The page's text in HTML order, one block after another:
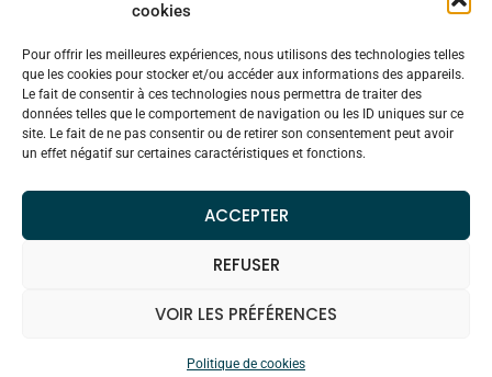
cookies
Pour offrir les meilleures expériences, nous utilisons des technologies telles
que les cookies pour stocker et/ou accéder aux informations des appareils.
Le fait de consentir à ces technologies nous permettra de traiter des
données telles que le comportement de navigation ou les ID uniques sur ce
site. Le fait de ne pas consentir ou de retirer son consentement peut avoir
un effet négatif sur certaines caractéristiques et fonctions.
ACCEPTER
REFUSER
VOIR LES PRÉFÉRENCES
Politique de cookies
A propos de Medissimo
Engagement
Démarche qualité
Formation des personnes en situation de handicap
Confidentialité
Contacter Medissimo